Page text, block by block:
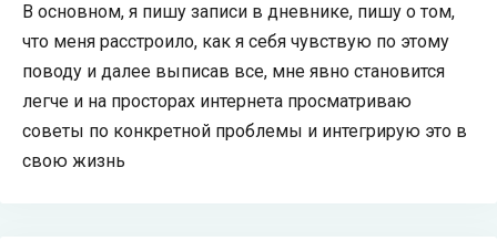
В основном, я пишу записи в дневнике, пишу о том,
что меня расстроило, как я себя чувствую по этому
поводу и далее выписав все, мне явно становится
легче и на просторах интернета просматриваю
советы по конкретной проблемы и интегрирую это в
свою жизнь